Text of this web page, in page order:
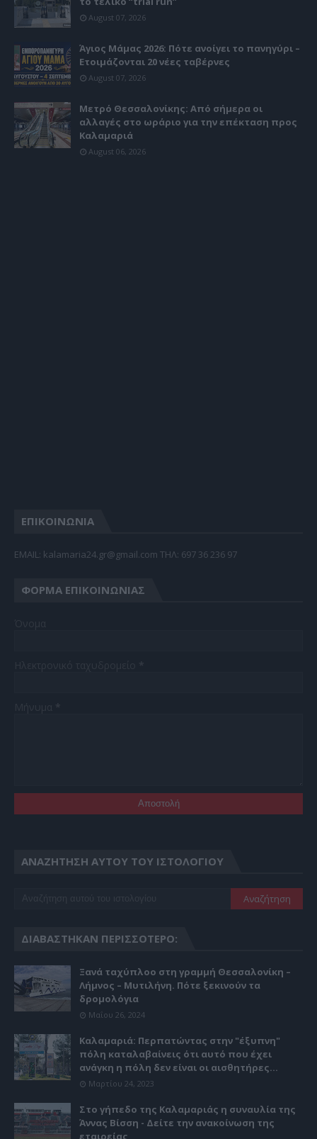
August 07, 2026
Άγιος Μάμας 2026: Πότε ανοίγει το πανηγύρι –
Ετοιμάζονται 20 νέες ταβέρνες
August 07, 2026
Μετρό Θεσσαλονίκης: Από σήμερα οι
αλλαγές στο ωράριο για την επέκταση προς
Καλαμαριά
August 06, 2026
ΕΠΙΚΟΙΝΩΝΙΑ
EMAIL: kalamaria24.gr@gmail.com TΗΛ: 697 36 236 97
ΦΌΡΜΑ ΕΠΙΚΟΙΝΩΝΊΑΣ
ΑΝΑΖΉΤΗΣΗ ΑΥΤΟΎ ΤΟΥ ΙΣΤΟΛΟΓΊΟΥ
ΔΙΑΒΆΣΤΗΚΑΝ ΠΕΡΙΣΣΌΤΕΡΟ:
Ξανά ταχύπλοο στη γραμμή Θεσσαλονίκη –
Λήμνος – Μυτιλήνη. Πότε ξεκινούν τα
δρομολόγια
Μαΐου 26, 2024
Καλαμαριά: Περπατώντας στην "έξυπνη"
πόλη καταλαβαίνεις ότι αυτό που έχει
ανάγκη η πόλη δεν είναι οι αισθητήρες...
Μαρτίου 24, 2023
Στο γήπεδο της Καλαμαριάς η συναυλία της
Άννας Βίσση - Δείτε την ανακοίνωση της
εταιρείας